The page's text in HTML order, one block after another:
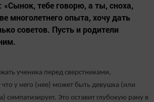
«Сынок, тебе говорю, а ты, сноха,
многолетнего опыта, хочу дать
советов. Пусть и родители
ученика перед сверстниками,
у него (нее) может быть девушка (или
симпатизирует. Это оставит глубокую рану в